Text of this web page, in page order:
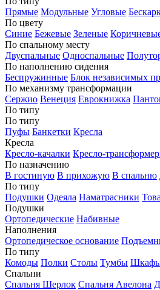
Прямые Модульные Угловые
По цвету
Синие Бежевые Зеленые
По спальному месту
Двуспальные Односпальные
По наполнению сидения
Беспружинные Блок независимых
По механизму трансформации
Сержио Венеция Еврокнижка
По типу
По типу
Пуфы Банкетки Кресла
Кресла
Кресло-качалки Кресло-
По назначению
В гостиную В прихожую В спальню
По типу
Подушки Одеяла Наматрасники
Подушки
Ортопедические Набивные
Наполнения
Ортопедическое основание
По типу
Комоды Полки Столы Тумбы
Спальни
Спальня Шерлок Спальня Авелона